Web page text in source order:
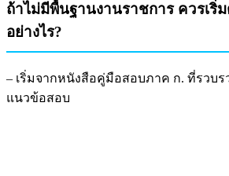
ถ้าไม่มีพื้นฐานงานราชการ ควรเริ่
อย่างไร?
– เริ่มจากหนังสือคู่มือสอบภาค ก. ที่รวบ
แนวข้อสอบ